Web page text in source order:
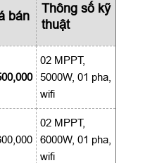
bán
Thông số kỹ
thuật
02 MPPT,
5000W, 01 pha,
wifi
02 MPPT,
6000W, 01 pha,
wifi